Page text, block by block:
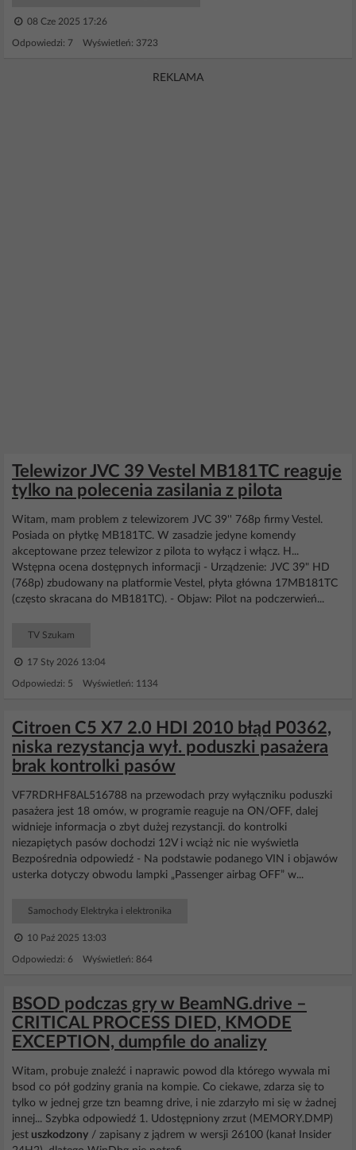
08 Cze 2025 17:26
Odpowiedzi: 7 Wyświetleń: 3723
REKLAMA
Telewizor JVC 39 Vestel MB181TC reaguje
tylko na polecenia zasilania z pilota
Witam, mam problem z telewizorem JVC 39'' 768p firmy Vestel.
Posiada on płytkę MB181TC. W zasadzie jedyne komendy
akceptowane przez telewizor z pilota to wyłącz i włącz. H...
Wstępna ocena dostępnych informacji - Urządzenie: JVC 39" HD
(768p) zbudowany na platformie Vestel, płyta główna 17MB181TC
(często skracana do MB181TC). - Objaw: Pilot na podczerwień...
TV Szukam
17 Sty 2026 13:04
Odpowiedzi: 5 Wyświetleń: 1134
Citroen C5 X7 2.0 HDI 2010 błąd P0362,
niska rezystancja wył. poduszki pasażera
brak kontrolki pasów
VF7RDRHF8AL516788 na przewodach przy wyłączniku poduszki
pasażera jest 18 omów, w programie reaguje na ON/OFF, dalej
widnieje informacja o zbyt dużej rezystancji. do kontrolki
niezapiętych pasów dochodzi 12V i wciąż nic nie wyświetla
Bezpośrednia odpowiedź - Na podstawie podanego VIN i objawów
usterka dotyczy obwodu lampki „Passenger airbag OFF” w...
Samochody Elektryka i elektronika
10 Paź 2025 13:03
Odpowiedzi: 6 Wyświetleń: 864
BSOD podczas gry w BeamNG.drive –
CRITICAL PROCESS DIED, KMODE
EXCEPTION, dumpfile do analizy
Witam, probuje znaleźć i naprawic powod dla którego wywala mi
bsod co pół godziny grania na kompie. Co ciekawe, zdarza się to
tylko w jednej grze tzn beamng drive, i nie zdarzyło mi się w żadnej
innej... Szybka odpowiedź 1. Udostępniony zrzut (MEMORY.DMP)
jest uszkodzony / zapisany z jądrem w wersji 26100 (kanał Insider